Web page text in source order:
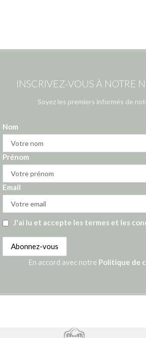
INSCRIVEZ-VOUS À NOTRE
Soyez les premiers informés de
Nom
Prénom
Email
J'ai lu et accepte les termes et les
En accord avec notre Politique de